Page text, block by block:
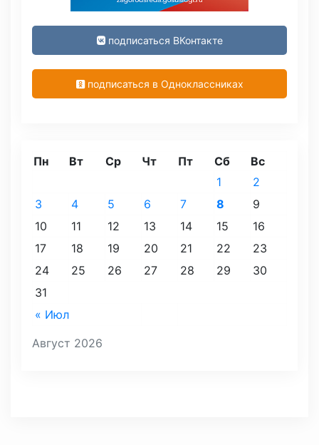
подписаться ВКонтакте
подписаться в Одноклассниках
Август 2026
Пн Вт Ср Чт Пт Сб Вс
« Июл
1
2
3
4 5 6 7 8
9
10
11 12 13 14 15
16
17
18 19 20 21 22
23
24
25 26 27 28 29
30
31